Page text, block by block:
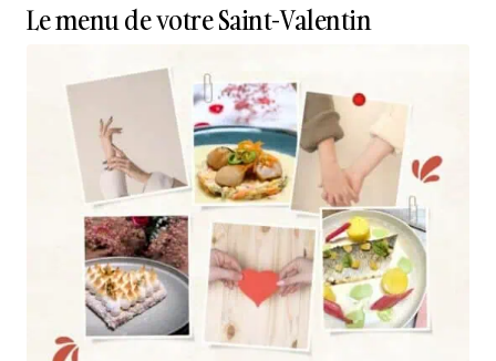
Le menu de votre Saint-Valentin